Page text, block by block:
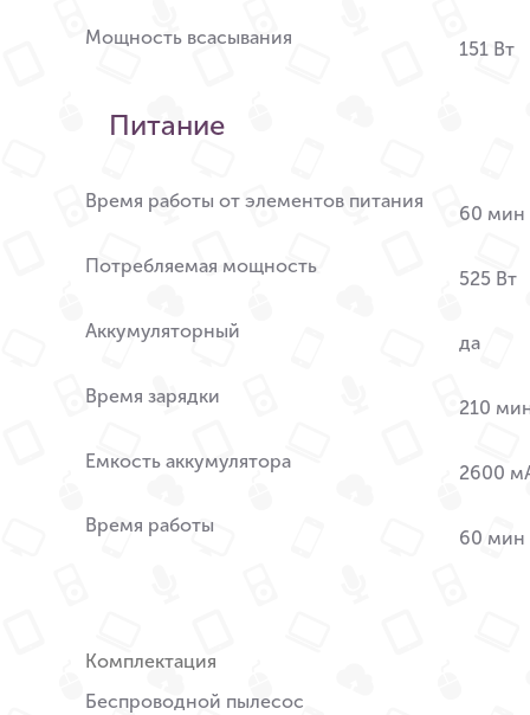
Мощность всасывания
151 Вт
Питание
Время работы от элементов питания
60 мин
Потребляемая мощность
525 Вт
Аккумуляторный
да
Время зарядки
210
Емкость аккумулятора
2600
Время работы
60 мин
Комплектация
Беспроводной пылесос